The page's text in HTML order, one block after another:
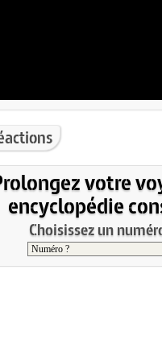
votre
encyclopédie
Choisissez un